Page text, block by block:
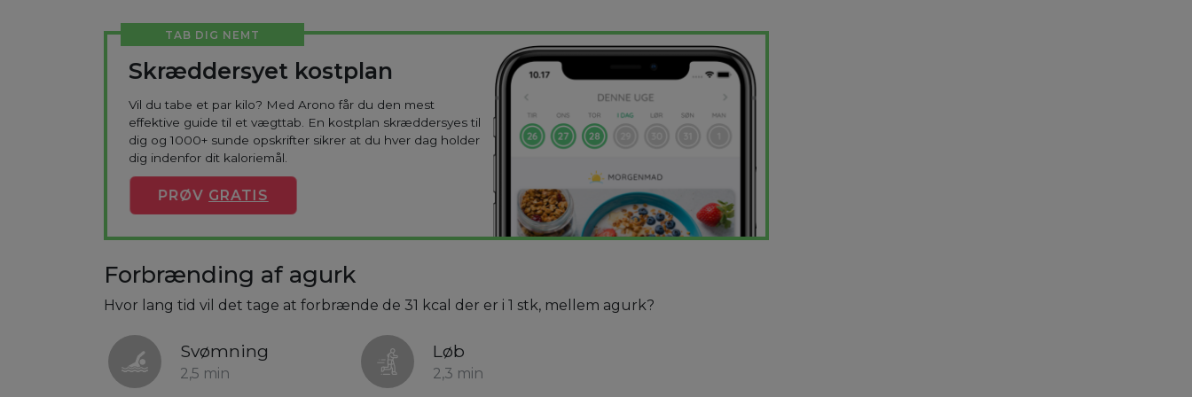
TAB DIG NEMT
Skræddersyet kostplan
Vil du tabe et par kilo? Med Arono får du den mest
effektive guide til et vægttab. En kostplan skræddersyes til
dig og 1000+ sunde opskrifter sikrer at du hver dag holder
dig indenfor dit kaloriemål.
PRØV GRATIS
Forbrænding af agurk
Hvor lang tid vil det tage at forbrænde de 31 kcal der er i 1 stk, mellem agurk?
Svømning
2,5 min
Løb
2,3 min